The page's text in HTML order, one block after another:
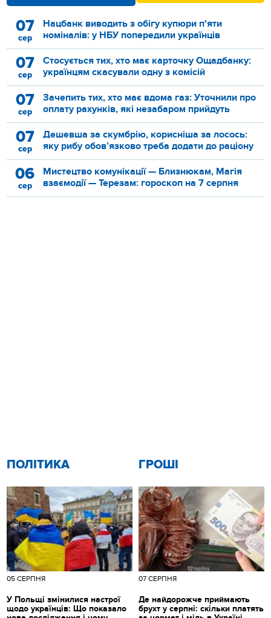
07
сер
Нацбанк виводить з обігу купюри п'яти
номіналів: у НБУ попередили українців
07
сер
Стосується тих, хто має карточку Ощадбанку:
українцям скасували одну з комісій
07
сер
Зачепить тих, хто має вдома газ: Уточнили про
оплату рахунків, які незабаром прийдуть
07
сер
Дешевша за скумбрію, корисніша за лосось:
яку рибу обов’язково треба додати до раціону
06
сер
Мистецтво комунікації — Близнюкам, Магія
взаємодії — Терезам: гороскоп на 7 серпня
ПОЛІТИКА
05 СЕРПНЯ
У Польщі змінилися настрої
щодо українців: Що показало
ГРОШІ
07 СЕРПНЯ
Де найдорожче приймають
брухт у серпні: скільки платять